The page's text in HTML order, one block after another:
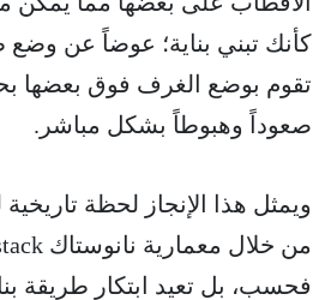
كأنك تبني بناية؛ عوضاً عن وضع
تقوم بوضع الغرف فوق بعضها
صعوداً وهبوطاً بشكل مباشر.
ويمثل هذا الإنجاز لحظة تاريخية
فحسب، بل تعيد ابتكار طريقة